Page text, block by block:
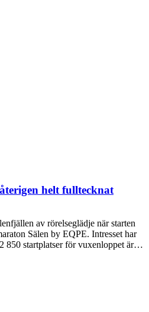
helt fulltecknat
av rörelseglädje när starten
Sälen by EQPE. Intresset har
850 startplatser för vuxenloppet är…